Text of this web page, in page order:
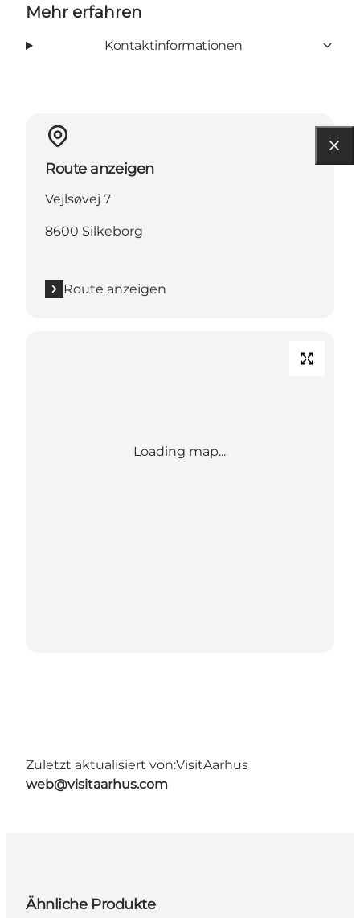
Mehr erfahren
Kontaktinformationen
Route anzeigen
Vejlsøvej 7
8600 Silkeborg
Route anzeigen
Loading map...
Zuletzt aktualisiert von:VisitAarhus
web@visitaarhus.com
Ähnliche Produkte